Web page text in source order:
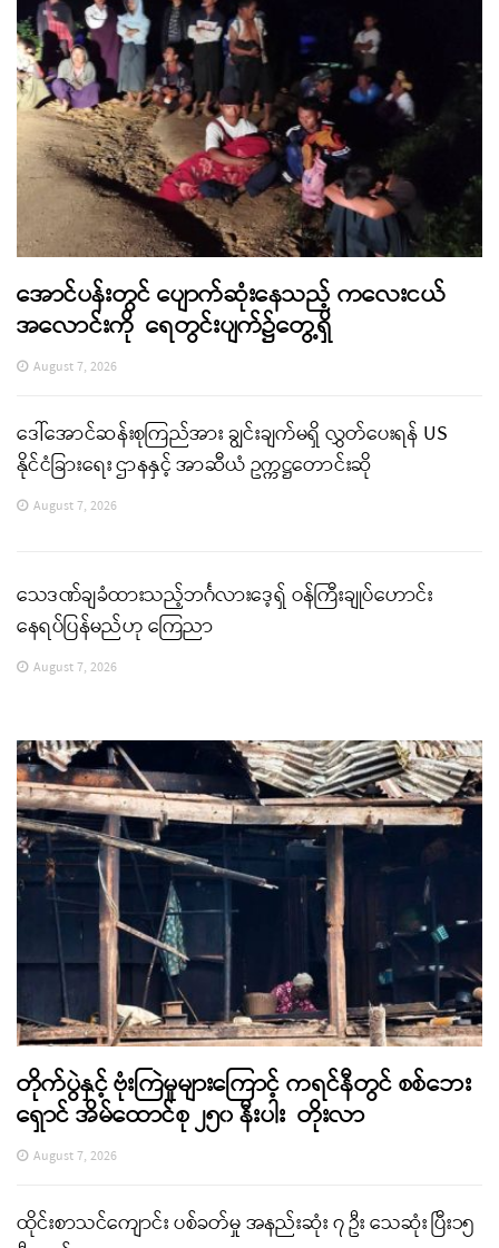
အောင်ပန်းတွင် ပျောက်ဆုံးနေသည့် ကလေးငယ်
အလောင်းကို ရေတွင်းပျက်၌တွေ့ရှိ
August 7, 2026
ဒေါ်အောင်ဆန်းစုကြည်အား ချွင်းချက်မရှိ လွှတ်ပေးရန် US
နိုင်ငံခြားရေး ဌာနနှင့် အာဆီယံ ဥက္ကဋ္ဌတောင်းဆို
August 7, 2026
သေဒဏ်ချခံထားသည့်ဘင်္ဂလားဒေ့ရှ် ဝန်ကြီးချုပ်ဟောင်း
နေရပ်ပြန်မည်ဟု ကြေညာ
August 7, 2026
တိုက်ပွဲနှင့် ဗုံးကြဲမှုများကြောင့် ကရင်နီတွင် စစ်ဘေး
ရှောင် အိမ်ထောင်စု ၂၅၀ နီးပါး တိုးလာ
August 7, 2026
ထိုင်းစာသင်ကျောင်း ပစ်ခတ်မှု အနည်းဆုံး ၇ ဦး သေဆုံး ပြီး၁၅